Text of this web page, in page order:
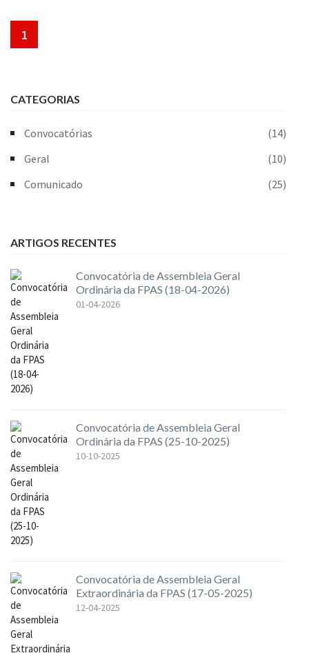
1
CATEGORIAS
Convocatórias
(14)
Geral
(10)
Comunicado
(25)
ARTIGOS RECENTES
Convocatória de Assembleia Geral
Ordinária da FPAS (18-04-2026)
01-04-2026
Convocatória de Assembleia Geral
Ordinária da FPAS (25-10-2025)
10-10-2025
Convocatória de Assembleia Geral
Extraordinária da FPAS (17-05-2025)
12-04-2025